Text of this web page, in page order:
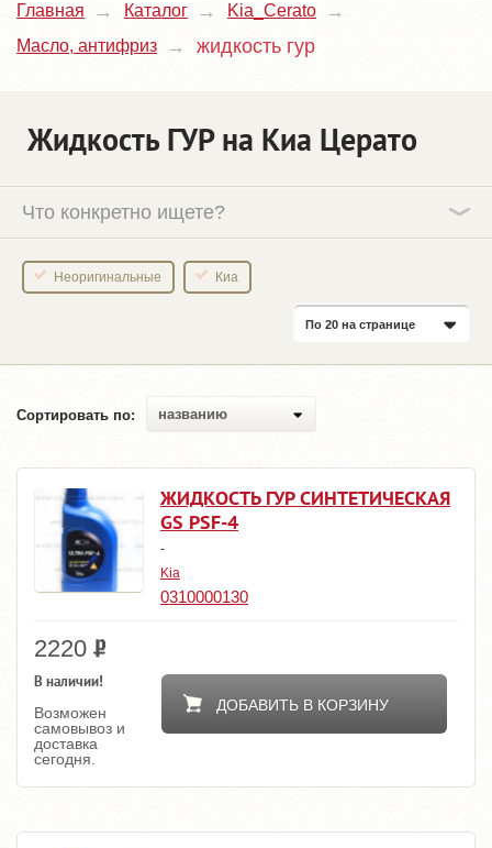
Главная Каталог
Kia_Cerato
Масло, антифриз
жидкость гур
Жидкость ГУР на Киа Церато
Что конкретно ищете?
Неоригинальные Киа
По 20 на странице
Сортировать по: названию
ЖИДКОСТЬ ГУР СИНТЕТИЧЕСКАЯ
GS PSF-4
-
Kia
0310000130
2220
ДОБАВИТЬ В КОРЗИНУ
В наличии!
Возможен
самовывоз и
доставка
сегодня.